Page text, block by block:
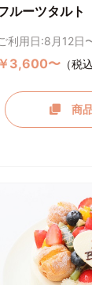
ルーツタルト
利用日:8月12日
￥3,600〜 （税
商品